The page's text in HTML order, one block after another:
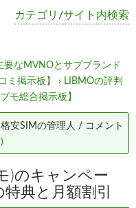
サイト内検索
カテゴリ /
要なMVNOとサブブランド
ミ掲示板】
› LIBMOの評判
モ総合掲示板】
格安SIMの管理人 / コメント
)のキャンペー
典と月額割引